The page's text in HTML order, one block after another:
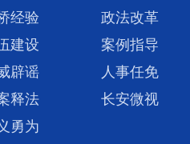
经验
政法改革
建设
案例指导
辟谣
人事任免
释法
长安微视
勇为